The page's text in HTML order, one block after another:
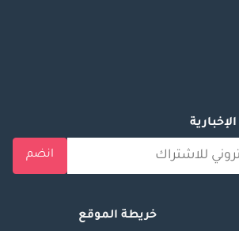
انضم
خريطة الموقع